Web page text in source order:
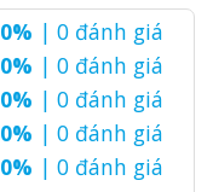
0% | 0 đánh giá
0% | 0 đánh giá
0% | 0 đánh giá
0% | 0 đánh giá
0% | 0 đánh giá